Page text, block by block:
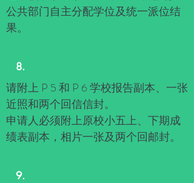
公共部门自主分配学位及统一派位结
果。
8.
请附上 P 5 和 P 6 学校报告副本、一张
近照和两个回信信封。
申请人必须附上原校小五上、下期成
绩表副本，相片一张及两个回邮封。
9.